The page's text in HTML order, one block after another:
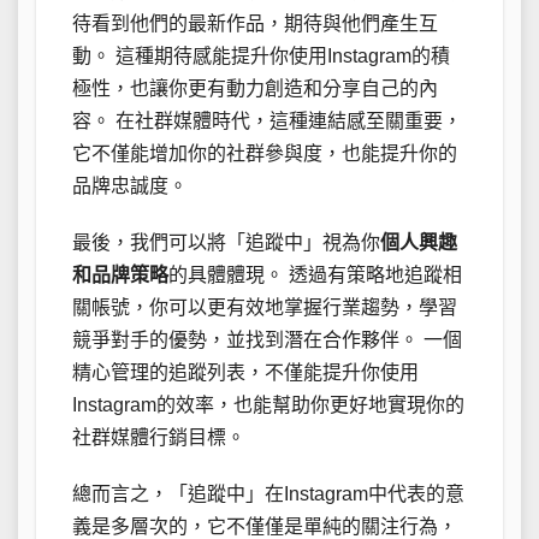
待看到他們的最新作品，期待與他們產生互
動。 這種期待感能提升你使用Instagram的積
極性，也讓你更有動力創造和分享自己的內
容。 在社群媒體時代，這種連結感至關重要，
它不僅能增加你的社群參與度，也能提升你的
品牌忠誠度。
最後，我們可以將「追蹤中」視為你個人興趣
和品牌策略的具體體現。 透過有策略地追蹤相
關帳號，你可以更有效地掌握行業趨勢，學習
競爭對手的優勢，並找到潛在合作夥伴。 一個
精心管理的追蹤列表，不僅能提升你使用
Instagram的效率，也能幫助你更好地實現你的
社群媒體行銷目標。
總而言之，「追蹤中」在Instagram中代表的意
義是多層次的，它不僅僅是單純的關注行為，